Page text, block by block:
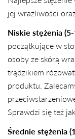
jej wrażliwości
Niskie stężenia
początkujące w
osoby ze skórą
trądzikiem
produktu.
Sprawdzi się też
Średnie stężenia